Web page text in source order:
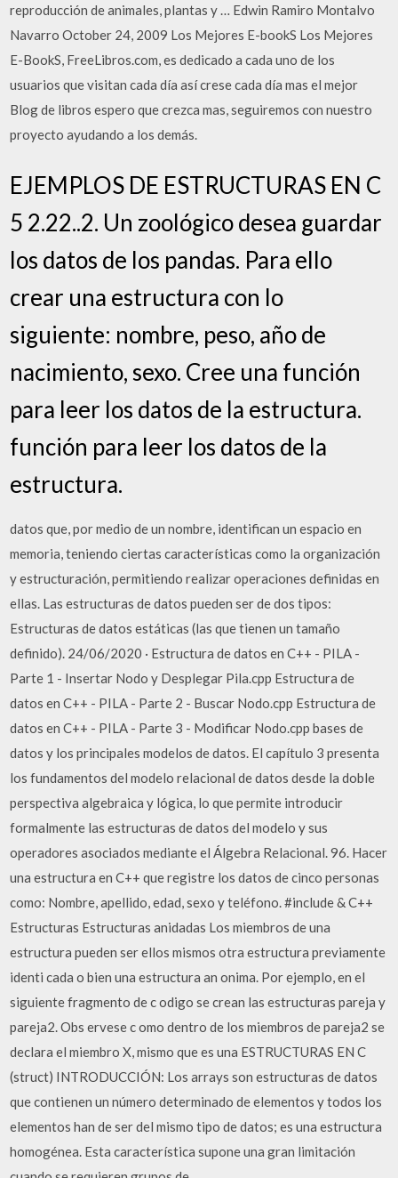
reproducción de animales, plantas y … Edwin Ramiro Montalvo
Navarro October 24, 2009 Los Mejores E-bookS Los Mejores
E-BookS, FreeLibros.com, es dedicado a cada uno de los
usuarios que visitan cada día así crese cada día mas el mejor
Blog de libros espero que crezca mas, seguiremos con nuestro
proyecto ayudando a los demás.
EJEMPLOS DE ESTRUCTURAS EN C
5 2.22..2. Un zoológico desea guardar
los datos de los pandas. Para ello
crear una estructura con lo
siguiente: nombre, peso, año de
nacimiento, sexo. Cree una función
para leer los datos de la estructura.
función para leer los datos de la
estructura.
datos que, por medio de un nombre, identifican un espacio en
memoria, teniendo ciertas características como la organización
y estructuración, permitiendo realizar operaciones definidas en
ellas. Las estructuras de datos pueden ser de dos tipos:
Estructuras de datos estáticas (las que tienen un tamaño
definido). 24/06/2020 · Estructura de datos en C++ - PILA -
Parte 1 - Insertar Nodo y Desplegar Pila.cpp Estructura de
datos en C++ - PILA - Parte 2 - Buscar Nodo.cpp Estructura de
datos en C++ - PILA - Parte 3 - Modificar Nodo.cpp bases de
datos y los principales modelos de datos. El capítulo 3 presenta
los fundamentos del modelo relacional de datos desde la doble
perspectiva algebraica y lógica, lo que permite introducir
formalmente las estructuras de datos del modelo y sus
operadores asociados mediante el Álgebra Relacional. 96. Hacer
una estructura en C++ que registre los datos de cinco personas
como: Nombre, apellido, edad, sexo y teléfono. #include & C++
Estructuras Estructuras anidadas Los miembros de una
estructura pueden ser ellos mismos otra estructura previamente
identi cada o bien una estructura an onima. Por ejemplo, en el
siguiente fragmento de c odigo se crean las estructuras pareja y
pareja2. Obs ervese c omo dentro de los miembros de pareja2 se
declara el miembro X, mismo que es una ESTRUCTURAS EN C
(struct) INTRODUCCIÓN: Los arrays son estructuras de datos
que contienen un número determinado de elementos y todos los
elementos han de ser del mismo tipo de datos; es una estructura
homogénea. Esta característica supone una gran limitación